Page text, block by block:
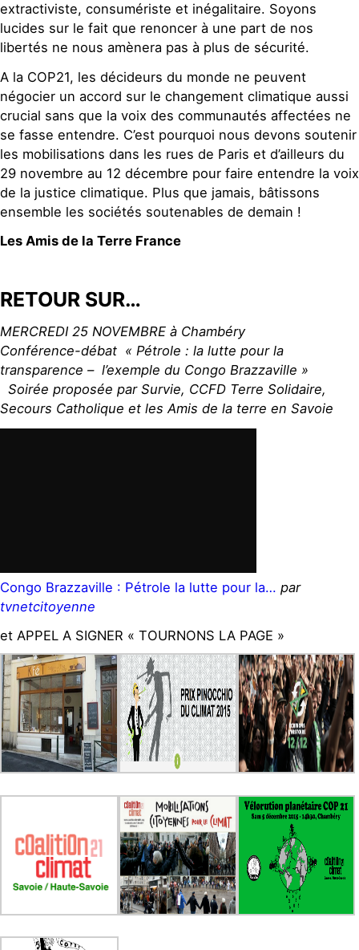
extractiviste, consumériste et inégalitaire. Soyons
lucides sur le fait que renoncer à une part de nos
libertés ne nous amènera pas à plus de sécurité.
A la COP21, les décideurs du monde ne peuvent
négocier un accord sur le changement climatique aussi
crucial sans que la voix des communautés affectées ne
se fasse entendre. C’est pourquoi nous devons soutenir
les mobilisations dans les rues de Paris et d’ailleurs du
29 novembre au 12 décembre pour faire entendre la voix
de la justice climatique. Plus que jamais, bâtissons
ensemble les sociétés soutenables de demain !
Les Amis de la Terre France
RETOUR SUR…
MERCREDI 25 NOVEMBRE à Chambéry
Conférence-débat « Pétrole : la lutte pour la
transparence – l’exemple du Congo Brazzaville »
Soirée proposée par Survie, CCFD Terre Solidaire,
Secours Catholique et les Amis de la terre en Savoie
Congo Brazzaville : Pétrole la lutte pour la… par
tvnetcitoyenne
et APPEL A SIGNER « TOURNONS LA PAGE »